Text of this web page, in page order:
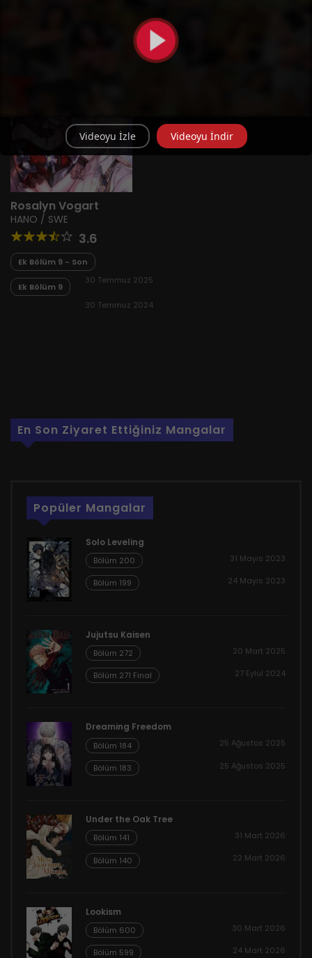
Rosalyn Vogart
HANO / SWE
3.6
Ek Bölüm 9 - Son
30 Temmuz 2025
Ek Bölüm 9
30 Temmuz 2024
En Son Ziyaret Ettiğiniz Mangalar
Popüler Mangalar
Solo Leveling
Bölüm 200 31 Mayıs 2023
Bölüm 199 24 Mayıs 2023
Jujutsu Kaisen
Bölüm 272 20 Mart 2025
Bölüm 271 Final 27 Eylül 2024
Dreaming Freedom
Bölüm 184 25 Ağustos 2025
Bölüm 183 25 Ağustos 2025
Under the Oak Tree
Bölüm 141 31 Mart 2026
Bölüm 140 22 Mart 2026
Lookism
Bölüm 600 30 Mart 2026
Bölüm 599 24 Mart 2026
Videoyu İzle Videoyu İndir